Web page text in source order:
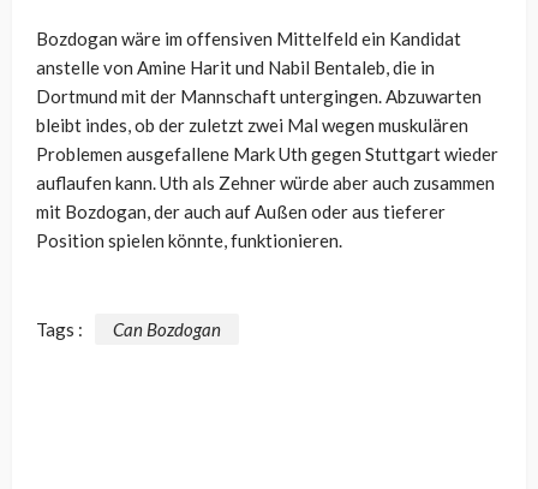
Bozdogan wäre im offensiven Mittelfeld ein Kandidat
anstelle von Amine Harit und Nabil Bentaleb, die in
Dortmund mit der Mannschaft untergingen. Abzuwarten
bleibt indes, ob der zuletzt zwei Mal wegen muskulären
Problemen ausgefallene Mark Uth gegen Stuttgart wieder
auflaufen kann. Uth als Zehner würde aber auch zusammen
mit Bozdogan, der auch auf Außen oder aus tieferer
Position spielen könnte, funktionieren.
Tags : Can Bozdogan